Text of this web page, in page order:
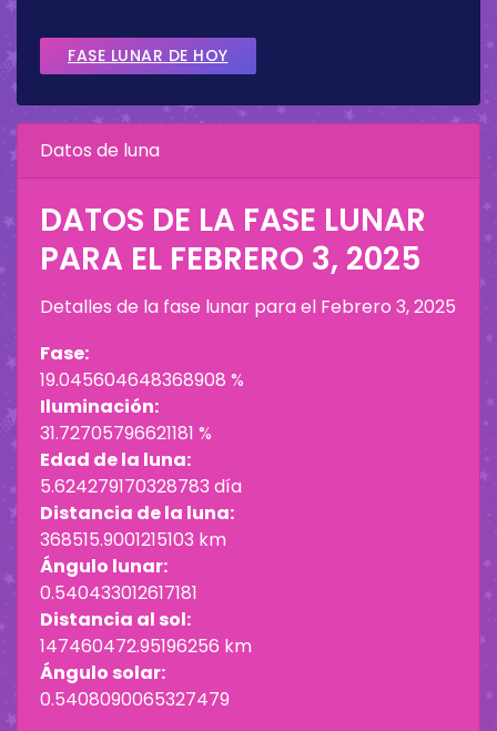
FASE LUNAR DE HOY
Datos de luna
DATOS DE LA FASE LUNAR
PARA EL FEBRERO 3, 2025
Detalles de la fase lunar para el Febrero 3, 2025
Fase:
19.045604648368908 %
Iluminación:
31.72705796621181 %
Edad de la luna:
5.624279170328783 día
Distancia de la luna:
368515.9001215103 km
Ángulo lunar:
0.540433012617181
Distancia al sol:
147460472.95196256 km
Ángulo solar:
0.5408090065327479